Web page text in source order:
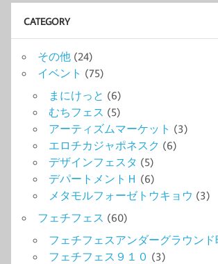
CATEGORY
その他 (24)
イベント (75)
まにけっと (6)
むちフェス (5)
アーティズムマーケット (3)
エロチカジャポネスク (6)
デザインフェスタ (5)
デパートメントＨ (6)
メタモルフォーゼトウキョウ (3)
フェチフェス (60)
フェチフェスアンダーグラウンド
フェチフェス９１０ (3)